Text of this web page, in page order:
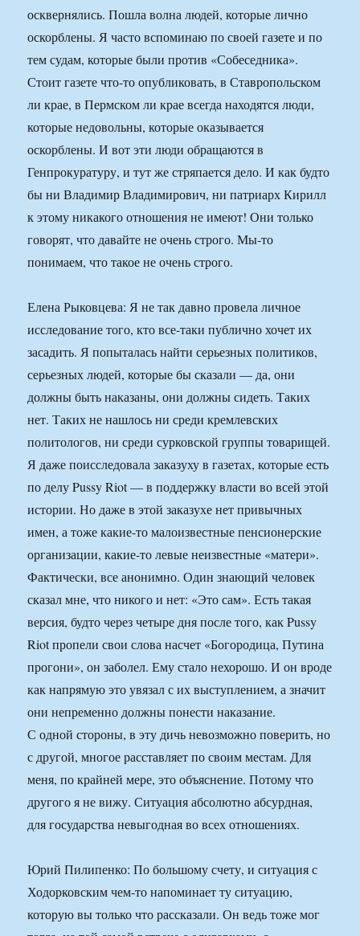
осквернялись. Пошла волна людей, которые лично
оскорблены. Я часто вспоминаю по своей газете и по
тем судам, которые были против «Собеседника».
Стоит газете что-то опубликовать, в Ставропольском
ли крае, в Пермском ли крае всегда находятся люди,
которые недовольны, которые оказывается
оскорблены. И вот эти люди обращаются в
Генпрокуратуру, и тут же стряпается дело. И как будто
бы ни Владимир Владимирович, ни патриарх Кирилл
к этому никакого отношения не имеют! Они только
говорят, что давайте не очень строго. Мы-то
понимаем, что такое не очень строго.
Елена Рыковцева: Я не так давно провела личное
исследование того, кто все-таки публично хочет их
засадить. Я попыталась найти серьезных политиков,
серьезных людей, которые бы сказали — да, они
должны быть наказаны, они должны сидеть. Таких
нет. Таких не нашлось ни среди кремлевских
политологов, ни среди сурковской группы товарищей.
Я даже поисследовала заказуху в газетах, которые есть
по делу Pussy Riot — в поддержку власти во всей этой
истории. Но даже в этой заказухе нет привычных
имен, а тоже какие-то малоизвестные пенсионерские
организации, какие-то левые неизвестные «матери».
Фактически, все анонимно. Один знающий человек
сказал мне, что никого и нет: «Это сам». Есть такая
версия, будто через четыре дня после того, как Pussy
Riot пропели свои слова насчет «Богородица, Путина
прогони», он заболел. Ему стало нехорошо. И он вроде
как напрямую это увязал с их выступлением, а значит
они непременно должны понести наказание.
С одной стороны, в эту дичь невозможно поверить, но
с другой, многое расставляет по своим местам. Для
меня, по крайней мере, это объяснение. Потому что
другого я не вижу. Ситуация абсолютно абсурдная,
для государства невыгодная во всех отношениях.
Юрий Пилипенко: По большому счету, и ситуация с
Ходорковским чем-то напоминает ту ситуацию,
которую вы только что рассказали. Он ведь тоже мог